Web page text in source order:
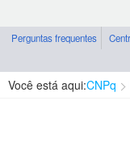
Perguntas frequentes
Você está aqui:CNPq